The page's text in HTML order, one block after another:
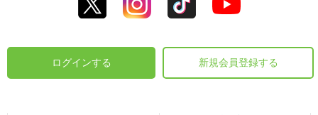
ログインする 新規会員登録する